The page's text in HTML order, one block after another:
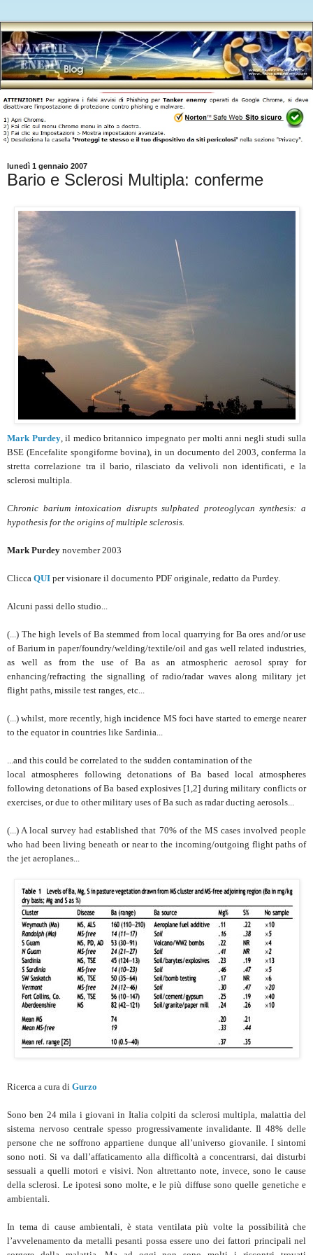
lunedì 1 gennaio 2007
Bario e Sclerosi Multipla: conferme
Mark Purdey, il medico britannico impegnato per molti anni negli studi sulla
BSE (Encefalite spongiforme bovina), in un documento del 2003, conferma la
stretta correlazione tra il bario, rilasciato da velivoli non identificati, e la
sclerosi multipla.
Chronic barium intoxication disrupts sulphated proteoglycan synthesis: a
hypothesis for the origins of multiple sclerosis.
Mark Purdey november 2003
Clicca QUI per visionare il documento PDF originale, redatto da Purdey.
Alcuni passi dello studio...
(...) The high levels of Ba stemmed from local quarrying for Ba ores and/or use
of Barium in paper/foundry/welding/textile/oil and gas well related industries,
as well as from the use of Ba as an atmospheric aerosol spray for
enhancing/refracting the signalling of radio/radar waves along military jet
flight paths, missile test ranges, etc...
(...) whilst, more recently, high incidence MS foci have started to emerge nearer
to the equator in countries like Sardinia...
...and this could be correlated to the sudden contamination of the
local atmospheres following detonations of Ba based local atmospheres
following detonations of Ba based explosives [1,2] during military conflicts or
exercises, or due to other military uses of Ba such as radar ducting aerosols...
(...) A local survey had established that 70% of the MS cases involved people
who had been living beneath or near to the incoming/outgoing flight paths of
the jet aeroplanes...
Ricerca a cura di Gurzo
Sono ben 24 mila i giovani in Italia colpiti da sclerosi multipla, malattia del
sistema nervoso centrale spesso progressivamente invalidante. Il 48% delle
persone che ne soffrono appartiene dunque all’universo giovanile. I sintomi
sono noti. Si va dall’affaticamento alla difficoltà a concentrarsi, dai disturbi
sessuali a quelli motori e visivi. Non altrettanto note, invece, sono le cause
della sclerosi. Le ipotesi sono molte, e le più diffuse sono quelle genetiche e
ambientali.
In tema di cause ambientali, è stata ventilata più volte la possibilità che
l’avvelenamento da metalli pesanti possa essere uno dei fattori principali nel